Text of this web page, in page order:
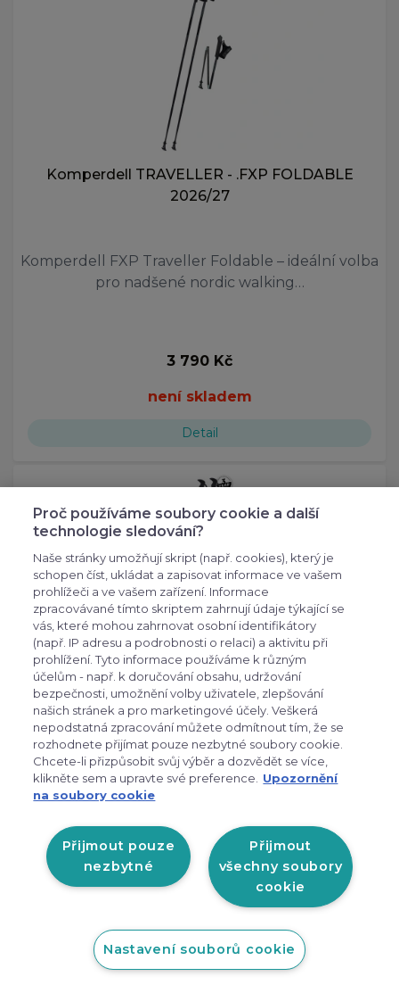
Komperdell TRAVELLER - .FXP FOLDABLE
2026/27
Komperdell FXP Traveller Foldable – ideální volba
pro nadšené nordic walking…
3 790 Kč
není skladem
Detail
Komperdell FXLITE TI VARIO 2026/27
Komperdell FX Lite TI Vario – vynikající volba pro
trekkingové nadšence, kteří…
3 290 Kč
skladem
Detail
Proč používáme soubory cookie a další
technologie sledování?
Naše stránky umožňují skript (např. cookies), který je
schopen číst, ukládat a zapisovat informace ve vašem
prohlížeči a ve vašem zařízení. Informace
zpracovávané tímto skriptem zahrnují údaje týkající se
vás, které mohou zahrnovat osobní identifikátory
(např. IP adresu a podrobnosti o relaci) a aktivitu při
prohlížení. Tyto informace používáme k různým
účelům - např. k doručování obsahu, udržování
bezpečnosti, umožnění volby uživatele, zlepšování
našich stránek a pro marketingové účely. Veškerá
nepodstatná zpracování můžete odmítnout tím, že se
rozhodnete přijímat pouze nezbytné soubory cookie.
Chcete-li přizpůsobit svůj výběr a dozvědět se více,
klikněte sem a upravte své preference.
Upozornění
na soubory cookie
Přijmout
všechny soubory
cookie
Přijmout pouze
nezbytné
Nastavení souborů cookie